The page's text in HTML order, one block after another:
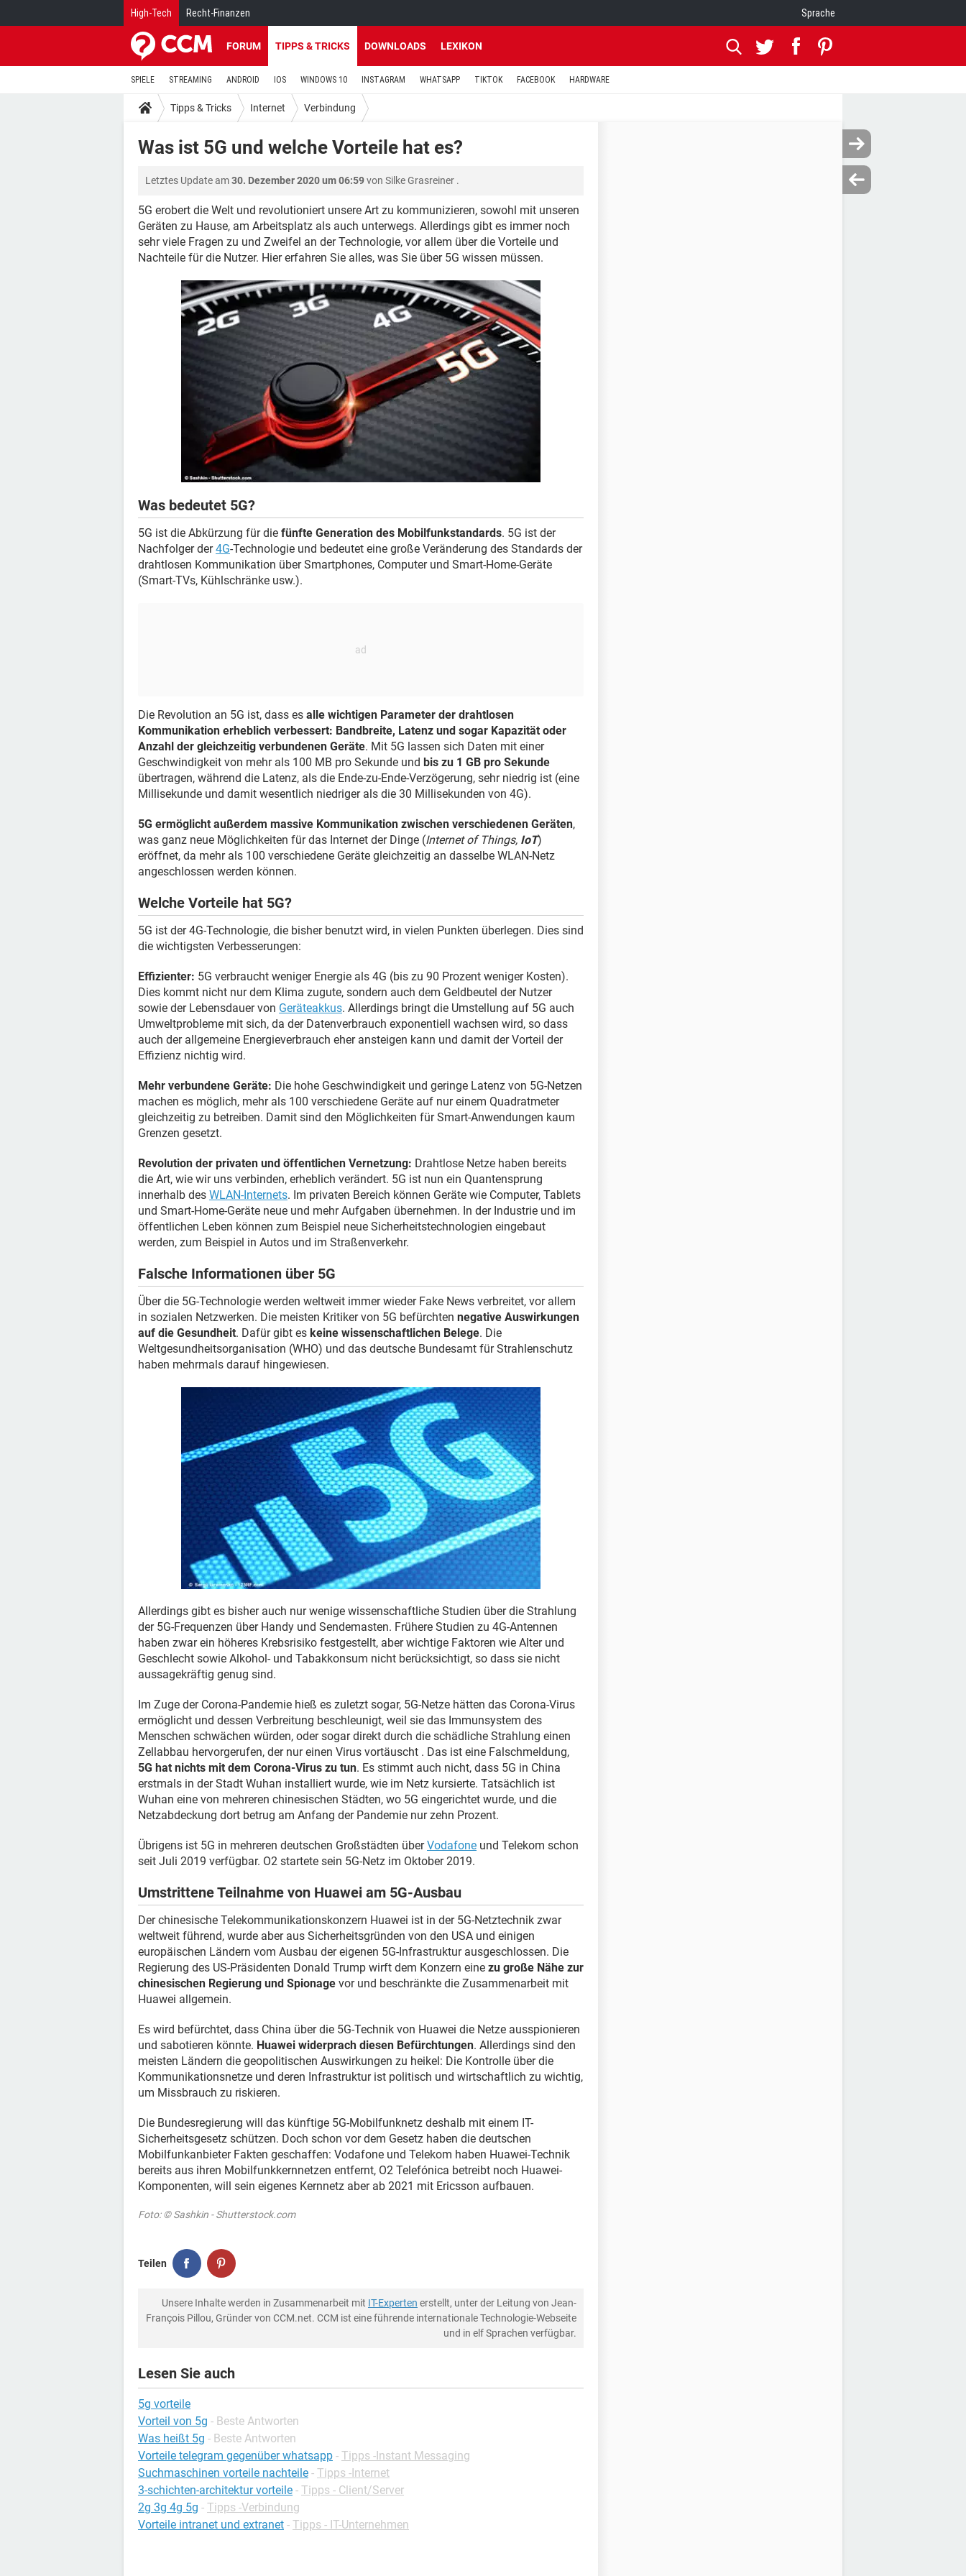
High-Tech Recht-Finanzen Sprache
FORUM TIPPS & TRICKS DOWNLOADS LEXIKON
SPIELE STREAMING ANDROID IOS WINDOWS 10 INSTAGRAM WHATSAPP TIKTOK FACEBOOK HARDWARE
Tipps & Tricks Internet Verbindung
Was ist 5G und welche Vorteile hat es?
Letztes Update am30. Dezember 2020 um 06:59von Silke Grasreiner .
5G erobert die Welt und revolutioniert unsere Art zu kommunizieren, sowohl mit unseren
Geräten zu Hause, am Arbeitsplatz als auch unterwegs. Allerdings gibt es immer noch
sehr viele Fragen zu und Zweifel an der Technologie, vor allem über die Vorteile und
Nachteile für die Nutzer. Hier erfahren Sie alles, was Sie über 5G wissen müssen.
Was bedeutet 5G?
5G ist die Abkürzung für die fünfte Generation des Mobilfunkstandards. 5G ist der
Nachfolger der4G-Technologie und bedeutet eine große Veränderung des Standards der
drahtlosen Kommunikation über Smartphones, Computer und Smart-Home-Geräte
(Smart-TVs, Kühlschränke usw.).
Die Revolution an 5G ist, dass es alle wichtigen Parameter der drahtlosen
Kommunikation erheblich verbessert: Bandbreite, Latenz und sogar Kapazität oder
Anzahl der gleichzeitig verbundenen Geräte. Mit 5G lassen sich Daten mit einer
Geschwindigkeit von mehr als 100 MB pro Sekunde und bis zu 1 GB pro Sekunde
übertragen, während die Latenz, als die Ende-zu-Ende-Verzögerung, sehr niedrig ist (eine
Millisekunde und damit wesentlich niedriger als die 30 Millisekunden von 4G).
5G ermöglicht außerdem massive Kommunikation zwischen verschiedenen Geräten,
was ganz neue Möglichkeiten für das Internet der Dinge (Internet of Things, IoT)
eröffnet, da mehr als 100 verschiedene Geräte gleichzeitig an dasselbe WLAN-Netz
angeschlossen werden können.
Welche Vorteile hat 5G?
5G ist der 4G-Technologie, die bisher benutzt wird, in vielen Punkten überlegen. Dies sind
die wichtigsten Verbesserungen:
Effizienter: 5G verbraucht weniger Energie als 4G (bis zu 90 Prozent weniger Kosten).
Dies kommt nicht nur dem Klima zugute, sondern auch dem Geldbeutel der Nutzer
sowie der Lebensdauer von Geräteakkus. Allerdings bringt die Umstellung auf 5G auch
Umweltprobleme mit sich, da der Datenverbrauch exponentiell wachsen wird, so dass
auch der allgemeine Energieverbrauch eher ansteigen kann und damit der Vorteil der
Effizienz nichtig wird.
Mehr verbundene Geräte: Die hohe Geschwindigkeit und geringe Latenz von 5G-Netzen
machen es möglich, mehr als 100 verschiedene Geräte auf nur einem Quadratmeter
gleichzeitig zu betreiben. Damit sind den Möglichkeiten für Smart-Anwendungen kaum
Grenzen gesetzt.
Revolution der privaten und öffentlichen Vernetzung: Drahtlose Netze haben bereits
die Art, wie wir uns verbinden, erheblich verändert. 5G ist nun ein Quantensprung
innerhalb des WLAN-Internets. Im privaten Bereich können Geräte wie Computer, Tablets
und Smart-Home-Geräte neue und mehr Aufgaben übernehmen. In der Industrie und im
öffentlichen Leben können zum Beispiel neue Sicherheitstechnologien eingebaut
werden, zum Beispiel in Autos und im Straßenverkehr.
Falsche Informationen über 5G
Über die 5G-Technologie werden weltweit immer wieder Fake News verbreitet, vor allem
in sozialen Netzwerken. Die meisten Kritiker von 5G befürchten negative Auswirkungen
auf die Gesundheit. Dafür gibt es keine wissenschaftlichen Belege. Die
Weltgesundheitsorganisation (WHO) und das deutsche Bundesamt für Strahlenschutz
haben mehrmals darauf hingewiesen.
Allerdings gibt es bisher auch nur wenige wissenschaftliche Studien über die Strahlung
der 5G-Frequenzen über Handy und Sendemasten. Frühere Studien zu 4G-Antennen
haben zwar ein höheres Krebsrisiko festgestellt, aber wichtige Faktoren wie Alter und
Geschlecht sowie Alkohol- und Tabakkonsum nicht berücksichtigt, so dass sie nicht
aussagekräftig genug sind.
Im Zuge der Corona-Pandemie hieß es zuletzt sogar, 5G-Netze hätten das Corona-Virus
ermöglicht und dessen Verbreitung beschleunigt, weil sie das Immunsystem des
Menschen schwächen würden, oder sogar direkt durch die schädliche Strahlung einen
Zellabbau hervorgerufen, der nur einen Virus vortäuscht . Das ist eine Falschmeldung,
5G hat nichts mit dem Corona-Virus zu tun. Es stimmt auch nicht, dass 5G in China
erstmals in der Stadt Wuhan installiert wurde, wie im Netz kursierte. Tatsächlich ist
Wuhan eine von mehreren chinesischen Städten, wo 5G eingerichtet wurde, und die
Netzabdeckung dort betrug am Anfang der Pandemie nur zehn Prozent.
Übrigens ist 5G in mehreren deutschen Großstädten überVodafone und Telekom schon
seit Juli 2019 verfügbar. O2 startete sein 5G-Netz im Oktober 2019.
Umstrittene Teilnahme von Huawei am 5G-Ausbau
Der chinesische Telekommunikationskonzern Huawei ist in der 5G-Netztechnik zwar
weltweit führend, wurde aber aus Sicherheitsgründen von den USA und einigen
europäischen Ländern vom Ausbau der eigenen 5G-Infrastruktur ausgeschlossen. Die
Regierung des US-Präsidenten Donald Trump wirft dem Konzern eine zu große Nähe zur
chinesischen Regierung und Spionage vor und beschränkte die Zusammenarbeit mit
Huawei allgemein.
Es wird befürchtet, dass China über die 5G-Technik von Huawei die Netze ausspionieren
und sabotieren könnte. Huawei widerprach diesen Befürchtungen. Allerdings sind den
meisten Ländern die geopolitischen Auswirkungen zu heikel: Die Kontrolle über die
Kommunikationsnetze und deren Infrastruktur ist politisch und wirtschaftlich zu wichtig,
um Missbrauch zu riskieren.
Die Bundesregierung will das künftige 5G-Mobilfunknetz deshalb mit einem IT-
Sicherheitsgesetz schützen. Doch schon vor dem Gesetz haben die deutschen
Mobilfunkanbieter Fakten geschaffen: Vodafone und Telekom haben Huawei-Technik
bereits aus ihren Mobilfunkkernnetzen entfernt, O2 Telefónica betreibt noch Huawei-
Komponenten, will sein eigenes Kernnetz aber ab 2021 mit Ericsson aufbauen.
Foto: © Sashkin - Shutterstock.com
Teilen
Unsere Inhalte werden in Zusammenarbeit mit IT-Experten erstellt, unter der Leitung von Jean-
François Pillou, Gründer von CCM.net. CCM ist eine führende internationale Technologie-Webseite
und in elf Sprachen verfügbar.
Lesen Sie auch
5g vorteile
Vorteil von 5g - Beste Antworten
Was heißt 5g - Beste Antworten
Vorteile telegram gegenüber whatsapp - Tipps -Instant Messaging
Suchmaschinen vorteile nachteile - Tipps -Internet
3-schichten-architektur vorteile - Tipps - Client/Server
2g 3g 4g 5g - Tipps -Verbindung
Vorteile intranet und extranet - Tipps - IT-Unternehmen